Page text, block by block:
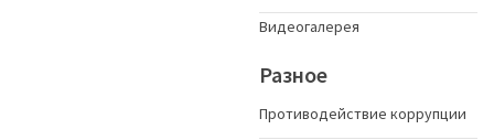
Видеогалерея
Разное
Противодействие коррупции